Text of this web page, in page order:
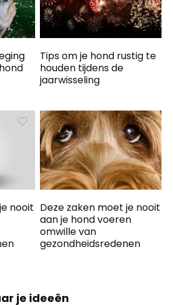
Tips om je hond rustig te
houden tijdens de
jaarwisseling
nooit Deze zaken moet je nooit
aan je hond voeren
omwille van
gezondheidsredenen
je ideeën